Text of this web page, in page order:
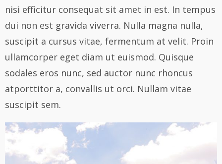
nisi efficitur consequat sit amet in est. In tempus
dui non est gravida viverra. Nulla magna nulla,
suscipit a cursus vitae, fermentum at velit. Proin
ullamcorper eget diam ut euismod. Quisque
sodales eros nunc, sed auctor nunc rhoncus
atporttitor a, convallis ut orci. Nullam vitae
suscipit sem.